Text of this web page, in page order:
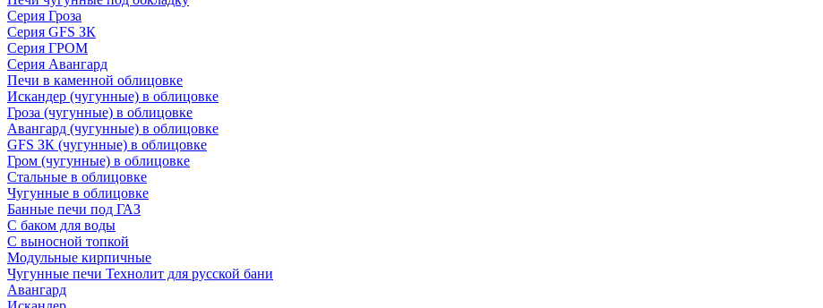
Серия Гроза
Серия GFS ЗК
Серия ГРОМ
Серия Авангард
Печи в каменной облицовке
Искандер (чугунные) в облицовке
Гроза (чугунные) в облицовке
Авангард (чугунные) в облицовке
GFS ЗК (чугунные) в облицовке
Гром (чугунные) в облицовке
Стальные в облицовке
Чугунные в облицовке
Банные печи под ГАЗ
С баком для воды
С выносной топкой
Модульные кирпичные
Чугунные печи Технолит для русской бани
Авангард